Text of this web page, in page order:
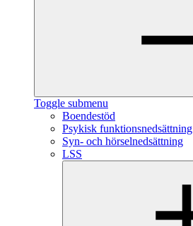
Toggle submenu
Boendestöd
Psykisk funktionsnedsättning
Syn- och hörselnedsättning
LSS